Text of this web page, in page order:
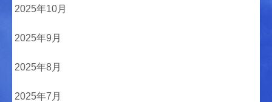
2025年10月
2025年9月
2025年8月
2025年7月